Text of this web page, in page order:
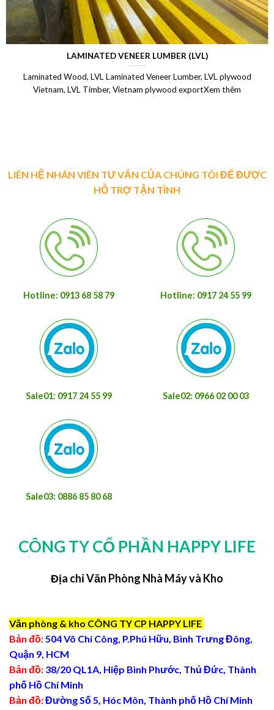
LAMINATED VENEER LUMBER (LVL)
Laminated Wood, LVL Laminated Veneer Lumber, LVL plywood
Vietnam, LVL Timber, Vietnam plywood exportXem thêm
LIÊN HỆ NHÂN VIÊN TƯ VẤN CỦA CHÚNG TÔI ĐỂ ĐƯỢC
HỖ TRỢ TẬN TÌNH
Hotline: 0913 68 58 79 Hotline: 0917 24 55 99
Sale01: 0917 24 55 99 Sale02: 0966 02 00 03
Sale03: 0886 85 80 68
CÔNG TY CỔ PHẦN HAPPY LIFE
Địa chỉ Văn Phòng Nhà Máy và Kho
Văn phòng & kho CÔNG TY CP HAPPY LIFE
Bản đồ: 504 Võ Chí Công, P.Phú Hữu, Bình Trưng Đông,
Quận 9, HCM
Bản đồ: 38/20 QL1A, Hiệp Bình Phước, Thủ Đức, Thành
phố Hồ Chí Minh
Bản đồ:Đường Số 5, Hóc Môn, Thành phố Hồ Chí Minh